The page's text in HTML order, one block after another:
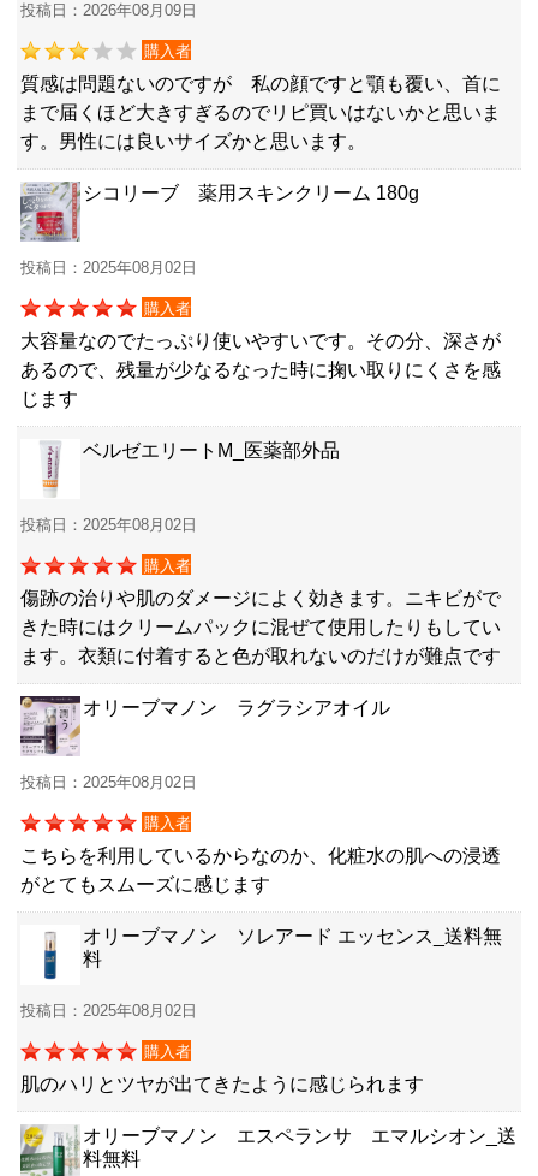
投稿日：2026年08月09日
購入者
質感は問題ないのですが 私の顔ですと顎も覆い、首に
まで届くほど大きすぎるのでリピ買いはないかと思いま
す。男性には良いサイズかと思います。
シコリーブ 薬用スキンクリーム 180g
投稿日：2025年08月02日
購入者
大容量なのでたっぷり使いやすいです。その分、深さが
あるので、残量が少なるなった時に掬い取りにくさを感
じます
ベルゼエリートM_医薬部外品
投稿日：2025年08月02日
購入者
傷跡の治りや肌のダメージによく効きます。ニキビがで
きた時にはクリームパックに混ぜて使用したりもしてい
ます。衣類に付着すると色が取れないのだけが難点です
オリーブマノン ラグラシアオイル
投稿日：2025年08月02日
購入者
こちらを利用しているからなのか、化粧水の肌への浸透
がとてもスムーズに感じます
オリーブマノン ソレアード エッセンス_送料無
料
投稿日：2025年08月02日
購入者
肌のハリとツヤが出てきたように感じられます
オリーブマノン エスペランサ エマルシオン_送
料無料